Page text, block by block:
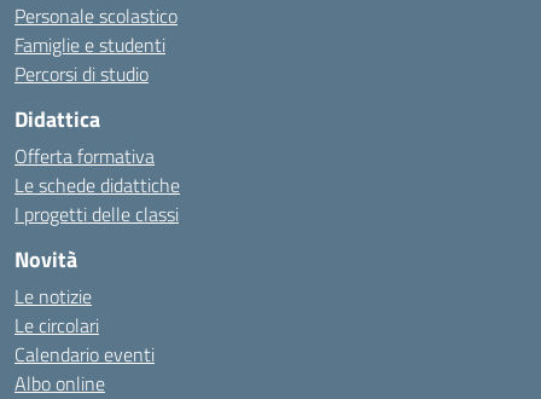
Personale scolastico
Famiglie e studenti
Percorsi di studio
Didattica
Offerta formativa
Le schede didattiche
I progetti delle classi
Novità
Le notizie
Le circolari
Calendario eventi
Albo online